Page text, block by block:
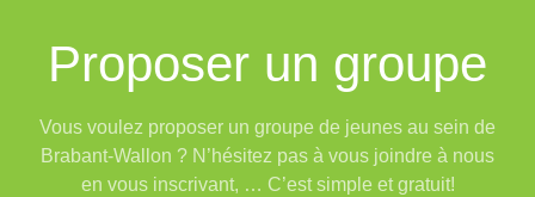
Proposer un groupe
Vous voulez proposer un groupe de jeunes au sein de
Brabant-Wallon ? N’hésitez pas à vous joindre à nous
en vous inscrivant, … C’est simple et gratuit!